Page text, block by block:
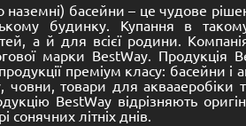
наземні) басейни – це чудове
будинку. Купання в
а й для всієї родини.
марки BestWay. Продукція
преміум класу: басейни і
товари для аквааеробіки
BestWay відрізняють
літніх днів.